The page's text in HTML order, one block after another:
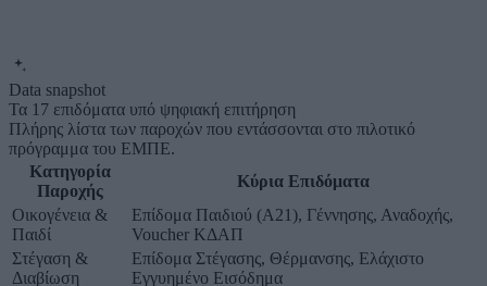
Data snapshot
Τα 17 επιδόματα υπό ψηφιακή επιτήρηση
Πλήρης λίστα των παροχών που εντάσσονται στο πιλοτικό
πρόγραμμα του ΕΜΠΕ.
Κατηγορία
Παροχής
Κύρια Επιδόματα
Οικογένεια &
Παιδί
Επίδομα Παιδιού (Α21), Γέννησης, Αναδοχής,
Voucher ΚΔΑΠ
Στέγαση &
Διαβίωση
Επίδομα Στέγασης, Θέρμανσης, Ελάχιστο
Εγγυημένο Εισόδημα